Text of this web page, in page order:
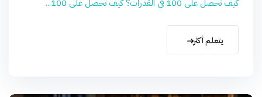
كيف تحصل على 100 في القدرات؟ كيف تحصل على 100...
يتعلم أكثر